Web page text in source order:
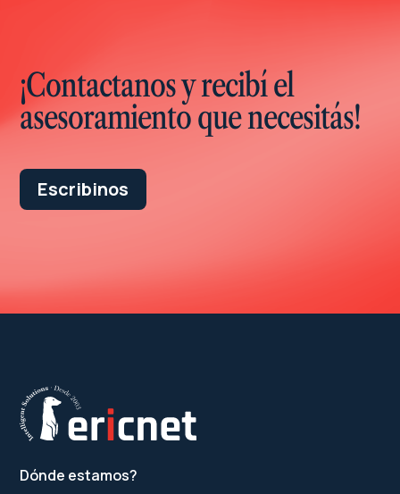
¡Contactanos y recibí el
asesoramiento que necesitás!
Escribinos
Dónde estamos?